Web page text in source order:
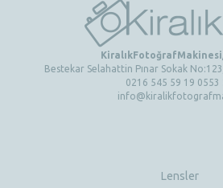
Bestekar Selahattin Pınar Sokak
0216 545 59 19 0553
Lensler